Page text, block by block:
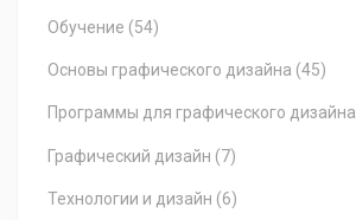
Обучение (54)
Основы графического дизайна (45)
Программы для графического дизайна
Графический дизайн (7)
Технологии и дизайн (6)